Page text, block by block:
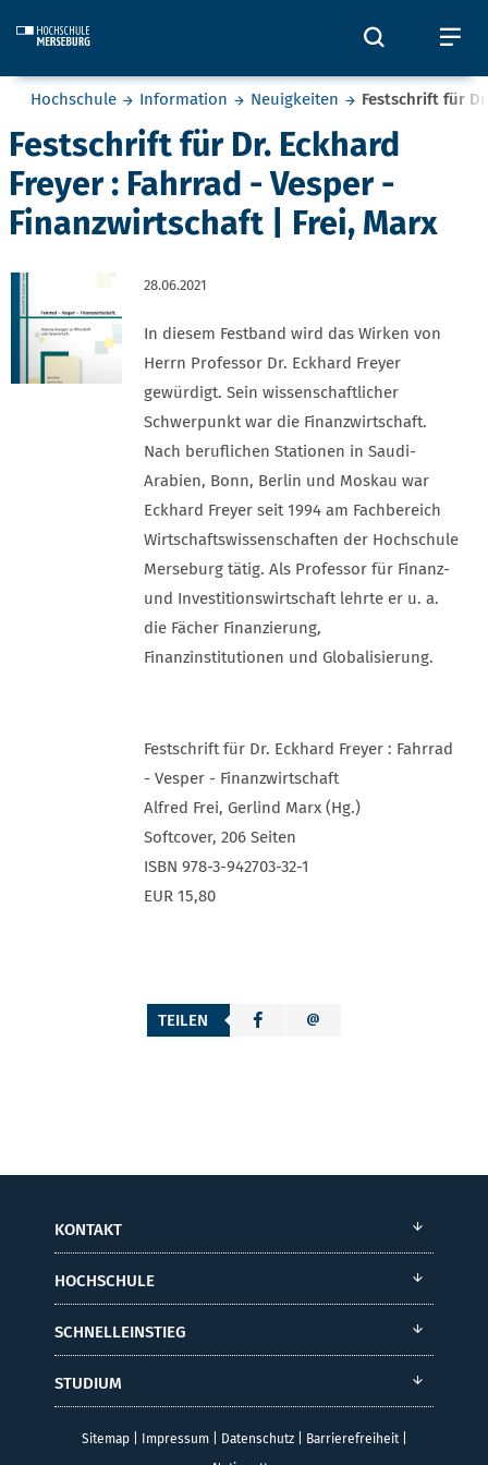
Öffnet
Sie befinden sich hier:
Hochschule Information Neuigkeiten Festschrift für
Festschrift für Dr. Eckhard
Freyer : Fahrrad - Vesper -
Finanzwirtschaft | Frei, Marx
28.06.2021
In diesem Festband wird das Wirken von
Herrn Professor Dr. Eckhard Freyer
gewürdigt. Sein wissenschaftlicher
Schwerpunkt war die Finanzwirtschaft.
Nach beruflichen Stationen in Saudi-
Arabien, Bonn, Berlin und Moskau war
Eckhard Freyer seit 1994 am Fachbereich
Wirtschaftswissenschaften der Hochschule
Merseburg tätig. Als Professor für Finanz-
und Investitionswirtschaft lehrte er u. a.
die Fächer Finanzierung,
Finanzinstitutionen und Globalisierung.
Festschrift für Dr. Eckhard Freyer : Fahrrad
- Vesper - Finanzwirtschaft
Alfred Frei, Gerlind Marx (Hg.)
Softcover, 206 Seiten
ISBN 978-3-942703-32-1
EUR 15,80
TEILEN
KONTAKT
HOCHSCHULE
SCHNELLEINSTIEG
STUDIUM
Sitemap| Impressum| Datenschutz| Barrierefreiheit|